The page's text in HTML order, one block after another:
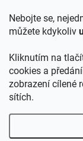
Nebojte se,
můžete kdykoliv
Kliknutím na
cookies a
zobrazení cílené
sítích.